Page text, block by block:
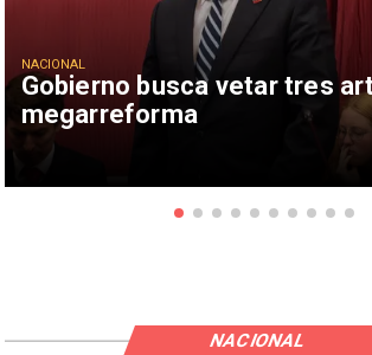
Gobierno busca vetar tres
megarreforma
NACIONAL
NACIONAL